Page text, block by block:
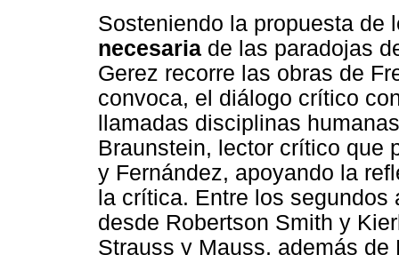
Sosteniendo la propuesta de
necesaria de las paradojas
Gerez recorre las obras de
convoca, el diálogo crítico
llamadas disciplinas
Braunstein, lector crítico que
y Fernández, apoyando la
la crítica. Entre los segundos
desde Robertson Smith y
Strauss y Mauss, además